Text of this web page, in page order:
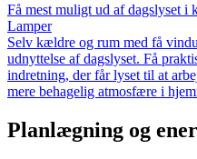
Få mest muligt ud af dagslyset
Lamper
Selv kældre og rum med få
udnyttelse af dagslyset. Få
indretning, der får lyset til at
mere behagelig atmosfære i
Planlægning og